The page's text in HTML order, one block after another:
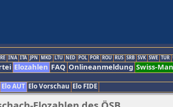
INA ITA JPN MKD LTU NED POL POR ROU RUS SRB SVK SWE TUR
Elozahlen FAQ Onlineanmeldung Swiss-
Elo AUT Elo Vorschau Elo FIDE